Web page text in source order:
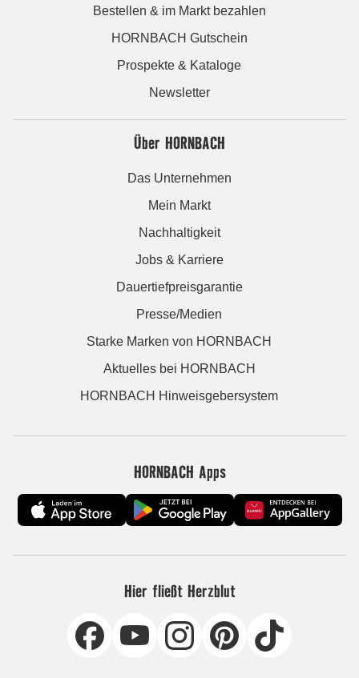
Bestellen & im Markt bezahlen
HORNBACH Gutschein
Prospekte & Kataloge
Newsletter
Über HORNBACH
Das Unternehmen
Mein Markt
Nachhaltigkeit
Jobs & Karriere
Dauertiefpreisgarantie
Presse/Medien
Starke Marken von HORNBACH
Aktuelles bei HORNBACH
HORNBACH Hinweisgebersystem
HORNBACH Apps
Hier fließt Herzblut